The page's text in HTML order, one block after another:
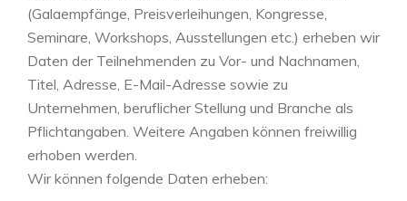
(Galaempfänge, Preisverleihungen, Kongresse,
Seminare, Workshops, Ausstellungen etc.) erheben wir
Daten der Teilnehmenden zu Vor- und Nachnamen,
Titel, Adresse, E-Mail-Adresse sowie zu
Unternehmen, beruflicher Stellung und Branche als
Pflichtangaben. Weitere Angaben können freiwillig
erhoben werden.
Wir können folgende Daten erheben: